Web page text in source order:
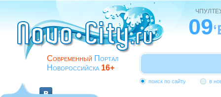
Современный Портал
Новороссийска 16+
09
поиск по сайту в